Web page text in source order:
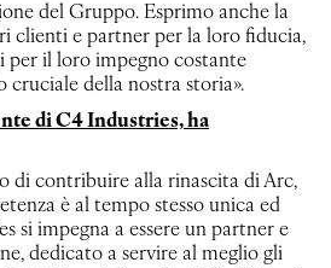
del Gruppo. Esprimo anche la
clienti e partner per la loro fiducia,
per il loro impegno costante
cruciale della nostra storia».
di C4 Industries, ha
di contribuire alla rinascita di Arc,
è al tempo stesso unica ed
si impegna a essere un partner e
dedicato a servire al meglio gli